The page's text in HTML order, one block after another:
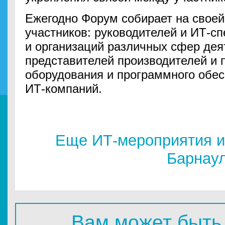
Ежегодно Форум собирает на
участников: руководителей и ИТ-
и организаций различных сфер
представителей производителей
оборудования и программного
ИТ-компаний.
Еще ИТ-мероприятия